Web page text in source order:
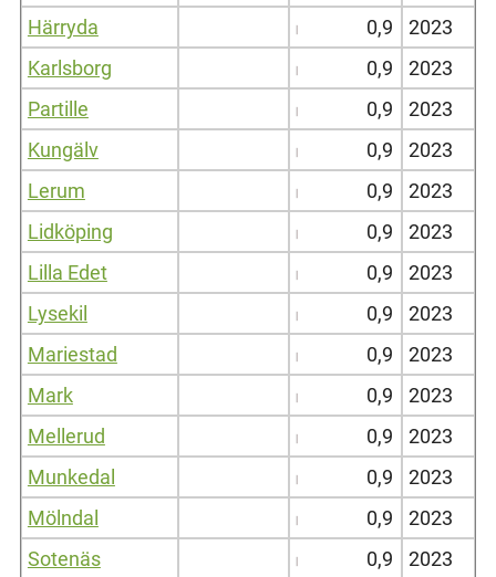
Härryda
0,9
2023
Karlsborg
0,9
2023
Partille
0,9
2023
Kungälv
0,9
2023
Lerum
0,9
2023
Lidköping
0,9
2023
Lilla Edet
0,9
2023
Lysekil
0,9
2023
Mariestad
0,9
2023
Mark
0,9
2023
Mellerud
0,9
2023
Munkedal
0,9
2023
Mölndal
0,9
2023
Sotenäs
0,9
2023